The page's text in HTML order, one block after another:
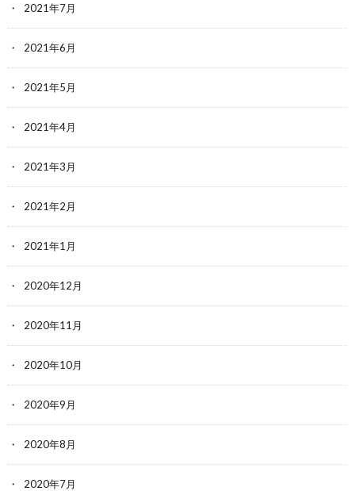
2021年7月
2021年6月
2021年5月
2021年4月
2021年3月
2021年2月
2021年1月
2020年12月
2020年11月
2020年10月
2020年9月
2020年8月
2020年7月